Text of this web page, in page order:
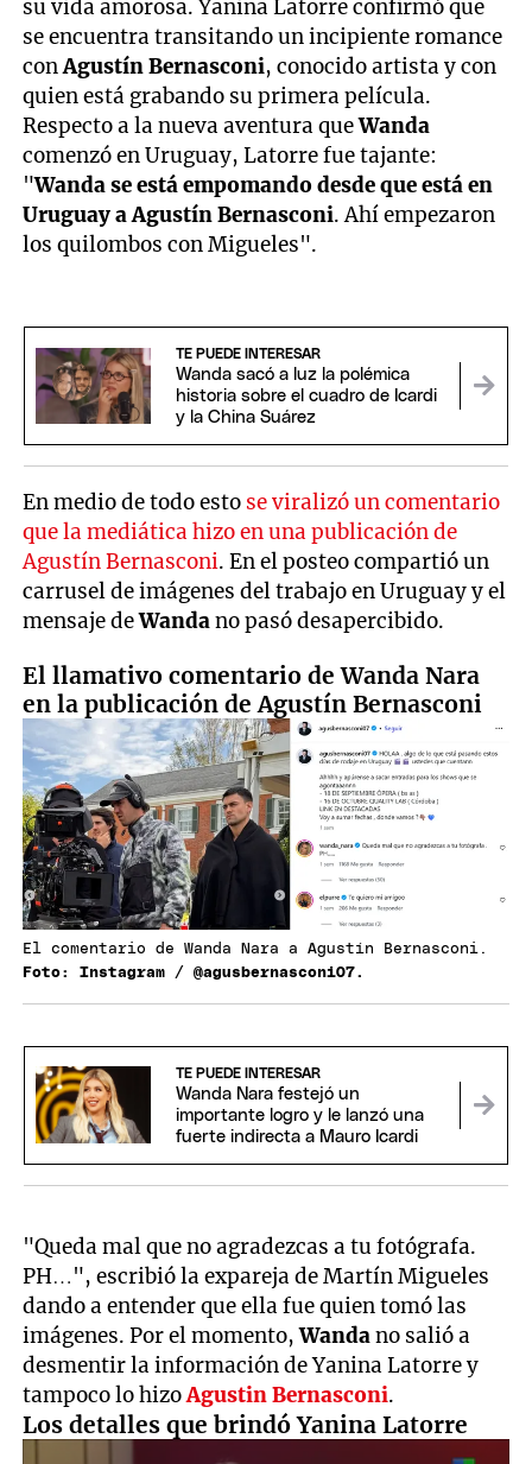
su vida amorosa. Yanina Latorre confirmó que
se encuentra transitando un incipiente romance
conAgustín Bernasconi, conocido artista y con
quien está grabando su primera película.
Respecto a la nueva aventura queWanda
comenzó en Uruguay, Latorre fue tajante:
"Wanda se está empomando desde que está en
Uruguay a Agustín Bernasconi. Ahí empezaron
los quilombos con Migueles".
TE PUEDE INTERESAR
Wanda sacó a luz la polémica
historia sobre el cuadro de Icardi
y la China Suárez
En medio de todo esto se viralizó un comentario
que la mediática hizo en una publicación de
Agustín Bernasconi. En el posteo compartió un
carrusel de imágenes del trabajo en Uruguay y el
mensaje deWandano pasó desapercibido.
El llamativo comentario de Wanda Nara
en la publicación de Agustín Bernasconi
El comentario de Wanda Nara a Agustín Bernasconi.
Foto: Instagram / @agusbernasconi07.
TE PUEDE INTERESAR
Wanda Nara festejó un
importante logro y le lanzó una
fuerte indirecta a Mauro Icardi
"Queda mal que no agradezcas a tu fotógrafa.
PH…", escribió la expareja de Martín Migueles
dando a entender que ella fue quien tomó las
imágenes. Por el momento,Wandano salió a
desmentir la información de Yanina Latorre y
tampoco lo hizoAgustin Bernasconi.
Los detalles que brindó Yanina Latorre